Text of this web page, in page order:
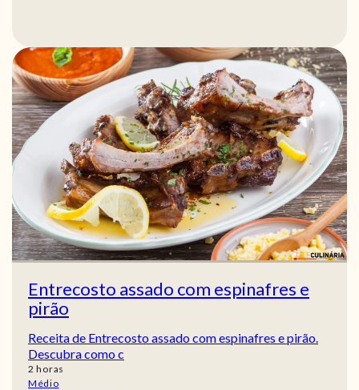
Entrecosto assado com espinafres e
pirão
Receita de Entrecosto assado com espinafres e pirão.
Descubra como c
2 horas
horas
Médio